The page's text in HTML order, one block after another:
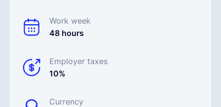
Work week
48 hours
Employer taxes
10%
Currency